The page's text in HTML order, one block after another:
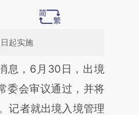
起实施
段话：本文由第三方
新文章
，6月30日，出境
委会审议通过，并将
记者就出境入境管理